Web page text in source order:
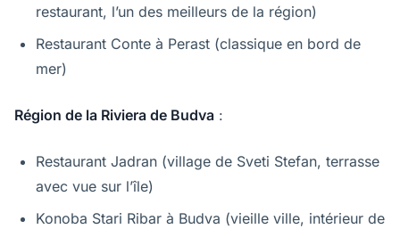
restaurant, l’un des meilleurs de la région)
Restaurant Conte à Perast (classique en bord de
mer)
Région de la Riviera de Budva :
Restaurant Jadran (village de Sveti Stefan, terrasse
avec vue sur l’île)
Konoba Stari Ribar à Budva (vieille ville, intérieur de